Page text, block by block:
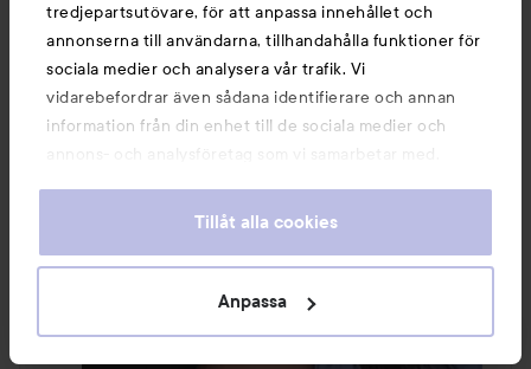
tredjepartsutövare, för att anpassa innehållet och
annonserna till användarna, tillhandahålla funktioner för
sociala medier och analysera vår trafik. Vi
vidarebefordrar även sådana identifierare och annan
information från din enhet till de sociala medier och
annons- och analysföretag som vi samarbetar med.
information som du har tillhandahållit eller som de har
våra cookies vid fortsatt användande av vår webbplats.
För information om hur du kan ändra inställningarna för
Tillåt alla cookies
Anpassa